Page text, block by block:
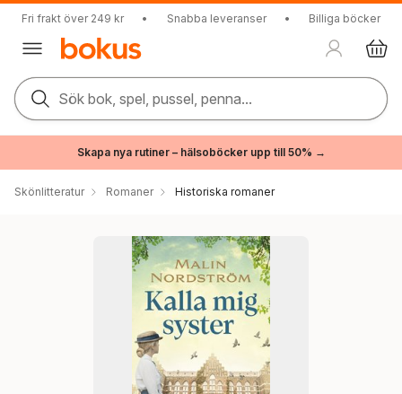
Fri frakt över 249 kr • Snabba leveranser • Billiga böcker
Sök bok, spel, pussel, penna...
Skapa nya rutiner – hälsoböcker upp till 50% →
Skönlitteratur Romaner Historiska romaner